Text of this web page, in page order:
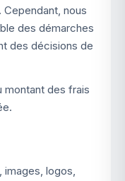
nous
des démarches
des décisions de
montant des frais
images, logos,